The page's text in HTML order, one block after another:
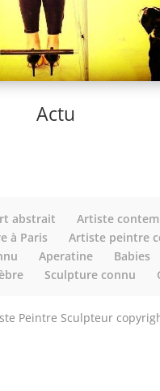
Actu
abstrait Artiste
à Paris
Artiste peintre
Aperatine Babies
Sculpture connu
Peintre Sculpteur